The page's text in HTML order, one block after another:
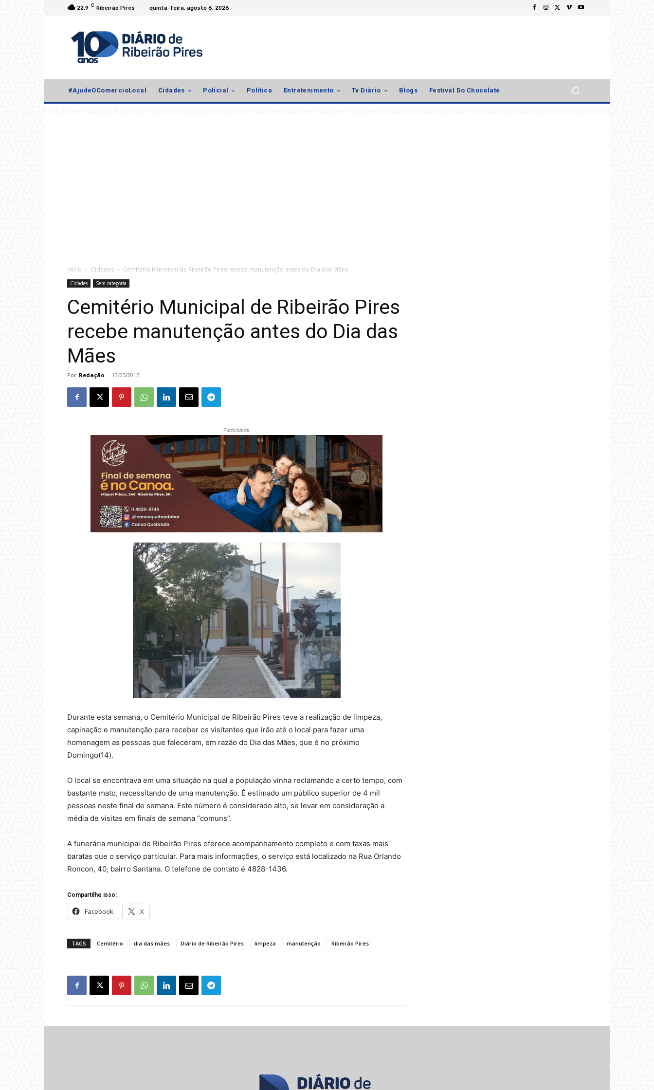
22.9 C Ribeirão Pires quinta-feira, agosto 6, 2026
#AjudeOComercioLocal Cidades Policial Política Entretenimento Tv Diário Blogs Festival Do Chocolate
Início Cidades Cemitério Municipal de Ribeirão Pires recebe manutenção antes do Dia das Mães
Cidades Sem categoria
Cemitério Municipal de Ribeirão Pires
recebe manutenção antes do Dia das
Mães
Por Redação - 13/05/2017
Publicidade
Durante esta semana, o Cemitério Municipal de Ribeirão Pires teve a realização de limpeza,
capinação e manutenção para receber os visitantes que irão até o local para fazer uma
homenagem as pessoas que faleceram, em razão do Dia das Mães, que é no próximo
Domingo(14).
O local se encontrava em uma situação na qual a população vinha reclamando a certo tempo, com
bastante mato, necessitando de uma manutenção. É estimado um público superior de 4 mil
pessoas neste final de semana. Este número é considerado alto, se levar em consideração a
média de visitas em finais de semana “comuns”.
A funerária municipal de Ribeirão Pires oferece acompanhamento completo e com taxas mais
baratas que o serviço particular. Para mais informações, o serviço está localizado na Rua Orlando
Roncon, 40, bairro Santana. O telefone de contato é 4828-1436.
Compartilhe isso:
Facebook X
TAGS Cemitério dia das mães Diário de Ribeirão Pires limpeza manutenção Ribeirão Pires